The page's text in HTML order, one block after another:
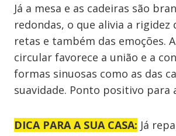
Já a mesa e as cadeiras são
redondas, o que alivia a rigidez
retas e também das emoções.
circular favorece a união e a
formas sinuosas como as das
suavidade. Ponto positivo para
DICA PARA A SUA CASA: Já